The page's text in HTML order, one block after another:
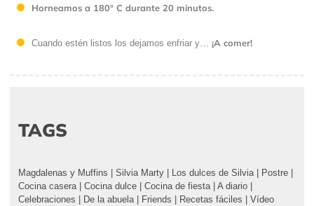
Horneamos a 180º C durante 20 minutos.
Cuando estén listos los dejamos enfriar y… ¡A comer!
TAGS
Magdalenas y Muffins | Silvia Marty | Los dulces de Silvia | Postre |
Cocina casera | Cocina dulce | Cocina de fiesta | A diario |
Celebraciones | De la abuela | Friends | Recetas fáciles | Vídeo